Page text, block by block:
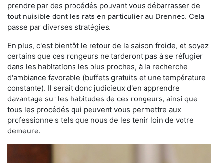
prendre par des procédés pouvant vous débarrasser de
tout nuisible dont les rats en particulier au Drennec. Cela
passe par diverses stratégies.
En plus, c'est bientôt le retour de la saison froide, et soyez
certains que ces rongeurs ne tarderont pas à se réfugier
dans les habitations les plus proches, à la recherche
d'ambiance favorable (buffets gratuits et une température
constante). Il serait donc judicieux d'en apprendre
davantage sur les habitudes de ces rongeurs, ainsi que
tous les procédés qui peuvent vous permettre aux
professionnels tels que nous de les tenir loin de votre
demeure.